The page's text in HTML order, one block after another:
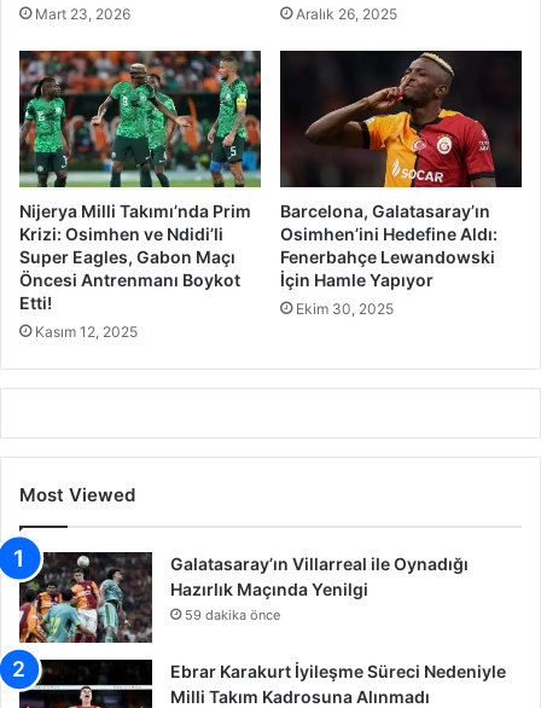
Mart 23, 2026 Aralık 26, 2025
Nijerya Milli Takımı’nda Prim
Krizi: Osimhen ve Ndidi’li
Super Eagles, Gabon Maçı
Öncesi Antrenmanı Boykot
Etti!
Kasım 12, 2025
Barcelona, Galatasaray’ın
Osimhen’ini Hedefine Aldı:
Fenerbahçe Lewandowski
İçin Hamle Yapıyor
Ekim 30, 2025
Most Viewed
Galatasaray’ın Villarreal ile Oynadığı
Hazırlık Maçında Yenilgi
59 dakika önce
Ebrar Karakurt İyileşme Süreci Nedeniyle
Milli Takım Kadrosuna Alınmadı